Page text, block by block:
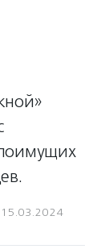
15.03.2024